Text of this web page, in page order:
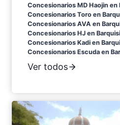
Concesionarios MD Haojin en
Concesionarios Toro en
Concesionarios AVA en
Concesionarios HJ en
Concesionarios Kadi en
Concesionarios Escuda en
Ver todos